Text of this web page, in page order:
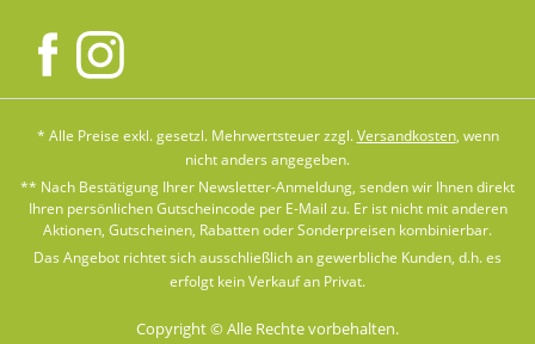
* Alle Preise exkl. gesetzl. Mehrwertsteuer zzgl.Versandkosten, wenn
nicht anders angegeben.
** Nach Bestätigung Ihrer Newsletter-Anmeldung, senden wir Ihnen direkt
Ihren persönlichen Gutscheincode per E-Mail zu. Er ist nicht mit anderen
Aktionen, Gutscheinen, Rabatten oder Sonderpreisen kombinierbar.
Das Angebot richtet sich ausschließlich an gewerbliche Kunden, d.h. es
erfolgt kein Verkauf an Privat.
Copyright © Alle Rechte vorbehalten.